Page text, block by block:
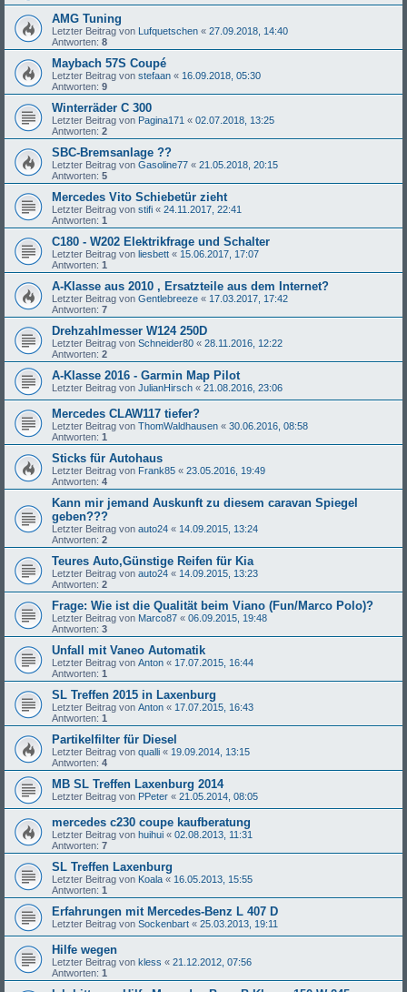
AMG Tuning
Letzter Beitrag von Lufquetschen « 27.09.2018, 14:40
Antworten: 8
Maybach 57S Coupé
Letzter Beitrag von stefaan « 16.09.2018, 05:30
Antworten: 9
Winterräder C 300
Letzter Beitrag von Pagina171 « 02.07.2018, 13:25
Antworten: 2
SBC-Bremsanlage ??
Letzter Beitrag von Gasoline77 « 21.05.2018, 20:15
Antworten: 5
Mercedes Vito Schiebetür zieht
Letzter Beitrag von stifi « 24.11.2017, 22:41
Antworten: 1
C180 - W202 Elektrikfrage und Schalter
Letzter Beitrag von liesbett « 15.06.2017, 17:07
Antworten: 1
A-Klasse aus 2010 , Ersatzteile aus dem Internet?
Letzter Beitrag von Gentlebreeze « 17.03.2017, 17:42
Antworten: 7
Drehzahlmesser W124 250D
Letzter Beitrag von Schneider80 « 28.11.2016, 12:22
Antworten: 2
A-Klasse 2016 - Garmin Map Pilot
Letzter Beitrag von JulianHirsch « 21.08.2016, 23:06
Mercedes CLAW117 tiefer?
Letzter Beitrag von ThomWaldhausen « 30.06.2016, 08:58
Antworten: 1
Sticks für Autohaus
Letzter Beitrag von Frank85 « 23.05.2016, 19:49
Antworten: 4
Kann mir jemand Auskunft zu diesem caravan Spiegel
geben???
Letzter Beitrag von auto24 « 14.09.2015, 13:24
Antworten: 2
Teures Auto,Günstige Reifen für Kia
Letzter Beitrag von auto24 « 14.09.2015, 13:23
Antworten: 2
Frage: Wie ist die Qualität beim Viano (Fun/Marco Polo)?
Letzter Beitrag von Marco87 « 06.09.2015, 19:48
Antworten: 3
Unfall mit Vaneo Automatik
Letzter Beitrag von Anton « 17.07.2015, 16:44
Antworten: 1
SL Treffen 2015 in Laxenburg
Letzter Beitrag von Anton « 17.07.2015, 16:43
Antworten: 1
Partikelfilter für Diesel
Letzter Beitrag von qualli « 19.09.2014, 13:15
Antworten: 4
MB SL Treffen Laxenburg 2014
Letzter Beitrag von PPeter « 21.05.2014, 08:05
mercedes c230 coupe kaufberatung
Letzter Beitrag von huihui « 02.08.2013, 11:31
Antworten: 7
SL Treffen Laxenburg
Letzter Beitrag von Koala « 16.05.2013, 15:55
Antworten: 1
Erfahrungen mit Mercedes-Benz L 407 D
Letzter Beitrag von Sockenbart « 25.03.2013, 19:11
Hilfe wegen
Letzter Beitrag von kless « 21.12.2012, 07:56
Antworten: 1